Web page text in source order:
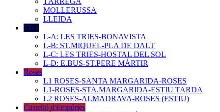
MOLLERUSSA
LLEIDA
TPO
L-A: LES TRIES-BONAVISTA
L-B: ST.MIQUEL-PLA DE DALT
L-C: LES TRIES-HOSTAL DEL SOL
L-D: E.BUS-ST.PERE MÀRTIR
Roses
L1 ROSES-SANTA MARGARIDA-ROSES
L1-ROSES-STA.MARGARIDA-ESTIU TARDA
L2 ROSES-ALMADRAVA-ROSES (ESTIU)
Castelló d'Empúries